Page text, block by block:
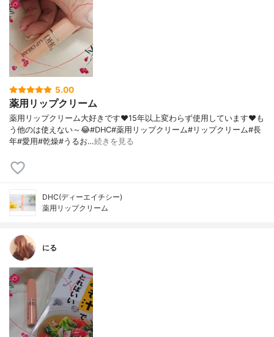
5.00
薬用リップクリーム
薬用リップクリーム大好きです♥️15年以上変わらず使用しています♥️も
う他のは使えない～😂#DHC#薬用リップクリーム#リップクリーム#長
年#愛用#乾燥#うるお…続きを見る
DHC(ディーエイチシー)
薬用リップクリーム
にる